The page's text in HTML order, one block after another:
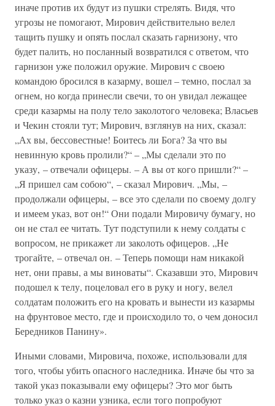
иначе против их будут из пушки стрелять. Видя, что
угрозы не помогают, Мирович действительно велел
тащить пушку и опять послал сказать гарнизону, что
будет палить, но посланный возвратился с ответом, что
гарнизон уже положил оружие. Мирович с своею
командою бросился в казарму, вошел – темно, послал за
огнем, но когда принесли свечи, то он увидал лежащее
среди казармы на полу тело заколотого человека; Власьев
и Чекин стояли тут; Мирович, взглянув на них, сказал:
„Ах вы, бессовестные! Боитесь ли Бога? За что вы
невинную кровь пролили?“ – „Мы сделали это по
указу, – отвечали офицеры. – А вы от кого пришли?“ –
„Я пришел сам собою“, – сказал Мирович. „Мы, –
продолжали офицеры, – все это сделали по своему долгу
и имеем указ, вот он!“ Они подали Мировичу бумагу, но
он не стал ее читать. Тут подступили к нему солдаты с
вопросом, не прикажет ли заколоть офицеров. „Не
трогайте, – отвечал он. – Теперь помощи нам никакой
нет, они правы, а мы виноваты“. Сказавши это, Мирович
подошел к телу, поцеловал его в руку и ногу, велел
солдатам положить его на кровать и вынести из казармы
на фрунтовое место, где и происходило то, о чем доносил
Бередников Панину».
Иными словами, Мировича, похоже, использовали для
того, чтобы убить опасного наследника. Иначе бы что за
такой указ показывали ему офицеры? Это мог быть
только указ о казни узника, если того попробуют